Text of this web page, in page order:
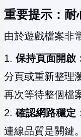
重要提示：耐
由於遊戲檔案非
保持頁面開啟
分頁或重新整理
再次等待整個檔
確認網路穩定
連線品質是關鍵